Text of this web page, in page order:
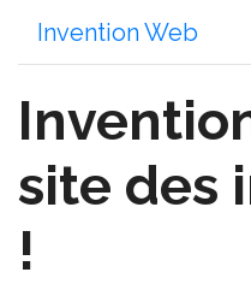
Invention Web
site des
!